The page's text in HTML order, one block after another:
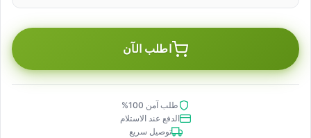
اطلب الآن
طلب آمن 100%
الدفع عند الاستلام
توصيل سريع